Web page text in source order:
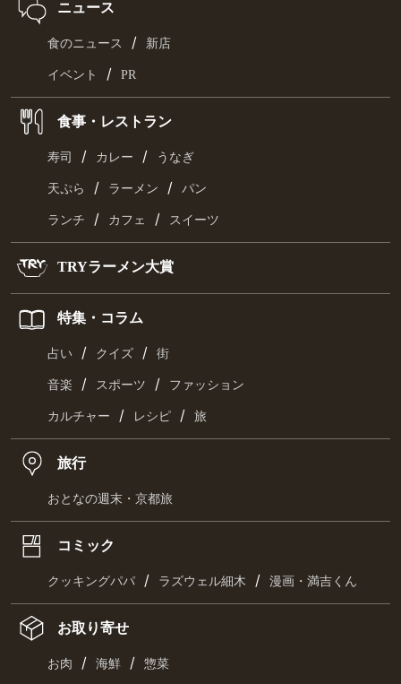
ニュース
食のニュース / 新店
イベント / PR
食事・レストラン
寿司 / カレー / うなぎ
天ぷら / ラーメン / パン
ランチ / カフェ / スイーツ
TRYラーメン大賞
特集・コラム
占い / クイズ / 街
音楽 / スポーツ / ファッション
カルチャー / レシピ / 旅
旅行
おとなの週末・京都旅
コミック
クッキングパパ / ラズウェル細木 / 漫画・満吉くん
お取り寄せ
お肉 / 海鮮 / 惣菜